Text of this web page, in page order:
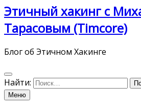
Этичный хакинг с
Тарасовым (Timcore)
Блог об Этичном Хакинге
Найти:
Меню